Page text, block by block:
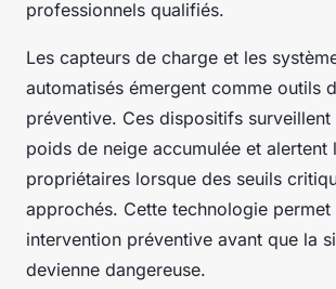
professionnels qualifiés.
Les capteurs de charge et les
automatisés émergent comme outils
préventive. Ces dispositifs
poids de neige accumulée et alertent
propriétaires lorsque des seuils
approchés. Cette technologie permet
intervention préventive avant que la
devienne dangereuse.